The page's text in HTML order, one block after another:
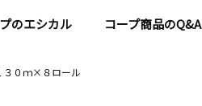
のエシカル コープ商品のQ&A
３０ｍ×８ロール